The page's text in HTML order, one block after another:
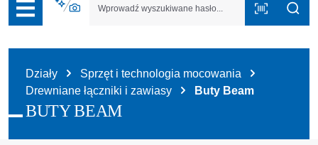
Działy
Sprzęt i technologia mocowania
Drewniane łączniki i zawiasy
Buty Beam
BUTY BEAM